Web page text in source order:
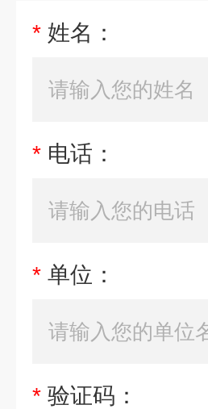
* 姓名：
* 电话：
* 单位：
* 验证码：